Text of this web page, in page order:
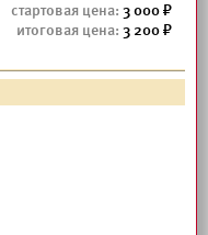
3 000
3 200